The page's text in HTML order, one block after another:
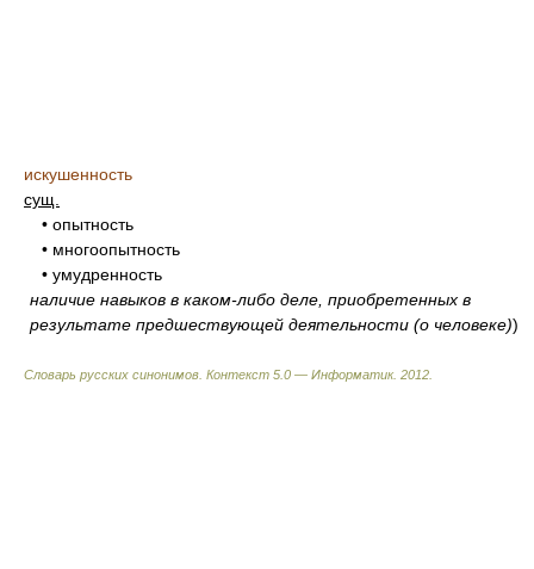
искушенность
сущ.
• опытность
• многоопытность
• умудренность
наличие навыков в каком-либо деле, приобретенных в
результате предшествующей деятельности (о человеке))
Словарь русских синонимов. Контекст 5.0 — Информатик. 2012